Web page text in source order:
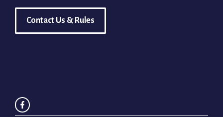
Contact Us & Rules